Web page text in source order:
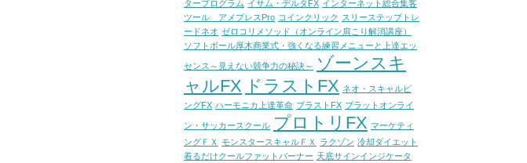
タープログラム イサム・デルタFX インターネット総合集客
ツール アメプレスPro コインクリック スリーステップトレ
ードネオ ゼロコリメソッド（オンライン肩こり解消講座）
ソフトボール厚木商業式・強くなる練習メニューと上達エッ
センス～見えない競争力の秘訣～
ゾーンスキ
ャルFX ドラストFX ネオ・スキャルピ
ングFX ハーモニカ上達革命 ブラストFX ブラットオンライ
ン・サッカースクール プロトリFX マーケティ
ングＦＸ モンスタースキャルＦＸ ラクゾン 冷却ダイエット
着るだけクールファットバーナー 天底サインインジケータ